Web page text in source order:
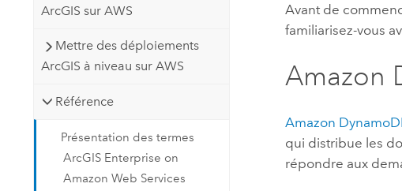
ArcGIS sur AWS
Mettre des déploiements
ArcGIS à niveau sur AWS
Référence
Présentation des termes
ArcGIS Enterprise on
Amazon Web Services
Avant de
familiarisez-vous
Amazon
Amazon
qui distribue les
répondre aux